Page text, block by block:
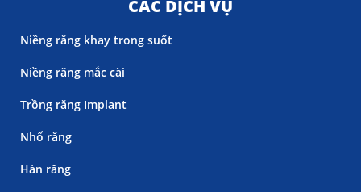
CÁC DỊCH VỤ
Niềng răng khay trong suốt
Niềng răng mắc cài
Trồng răng Implant
Nhổ răng
Hàn răng